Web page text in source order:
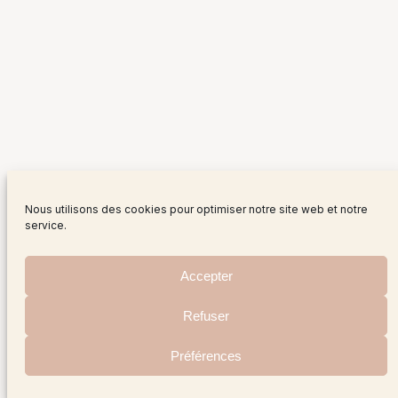
Nous utilisons des cookies pour optimiser notre site web et notre
service.
Accepter
Refuser
Préférences